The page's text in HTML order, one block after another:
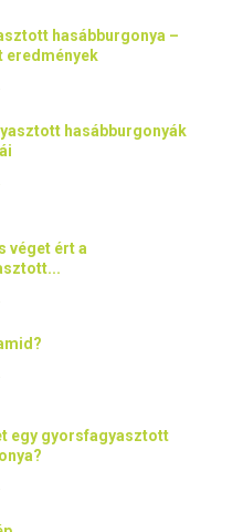
hasábburgonya –
eredmények
hasábburgonyák
véget ért a
egy gyorsfagyasztott